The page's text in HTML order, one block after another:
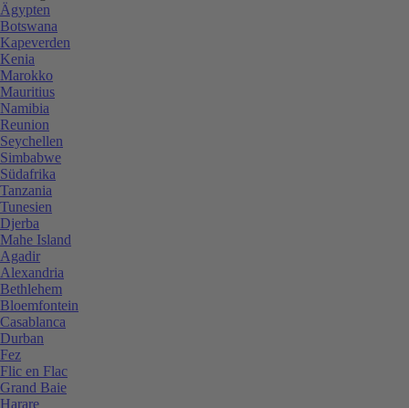
Ägypten
Botswana
Kapeverden
Kenia
Marokko
Mauritius
Namibia
Reunion
Seychellen
Simbabwe
Südafrika
Tanzania
Tunesien
Djerba
Mahe Island
Agadir
Alexandria
Bethlehem
Bloemfontein
Casablanca
Durban
Fez
Flic en Flac
Grand Baie
Harare